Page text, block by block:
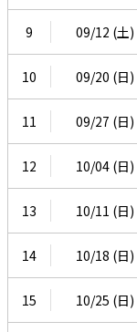
9 09/12 (土)
10 09/20 (日)
11 09/27 (日)
12 10/04 (日)
13 10/11 (日)
14 10/18 (日)
15 10/25 (日)